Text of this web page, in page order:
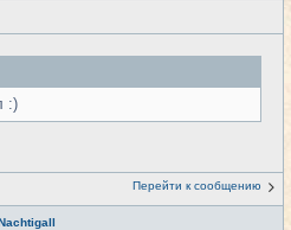
:)
Перейти к сообщению